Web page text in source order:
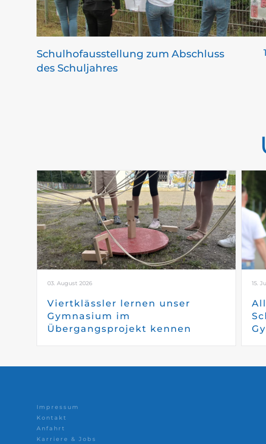
Schulhofausstellung zum Abschluss
des Schuljahres
03. August 2026
Viertklässler lernen unser
Gymnasium im
Übergangsprojekt kennen
15.
Impressum
Kontakt
Anfahrt
Karriere & Jobs